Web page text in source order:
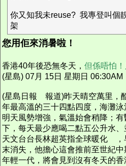
你又知我未reuse? 我專登叫個
架
您用佢來消暑啦！
香港40年後恐無冬天， 但係唔怕
(星島) 07月 15日 星期日 06:30AM
(星島日報 報道)昨天晴空萬里，
年最高溫的三十四點四度，海灘
明天風勢增強，氣溫始會稍降；
下，每天最少應喝二點五公升水、
天文台台長林超英指全球暖化 ，
末消失，他擔心這會推前至世紀
年輕一代，將會見到沒有冬天的香